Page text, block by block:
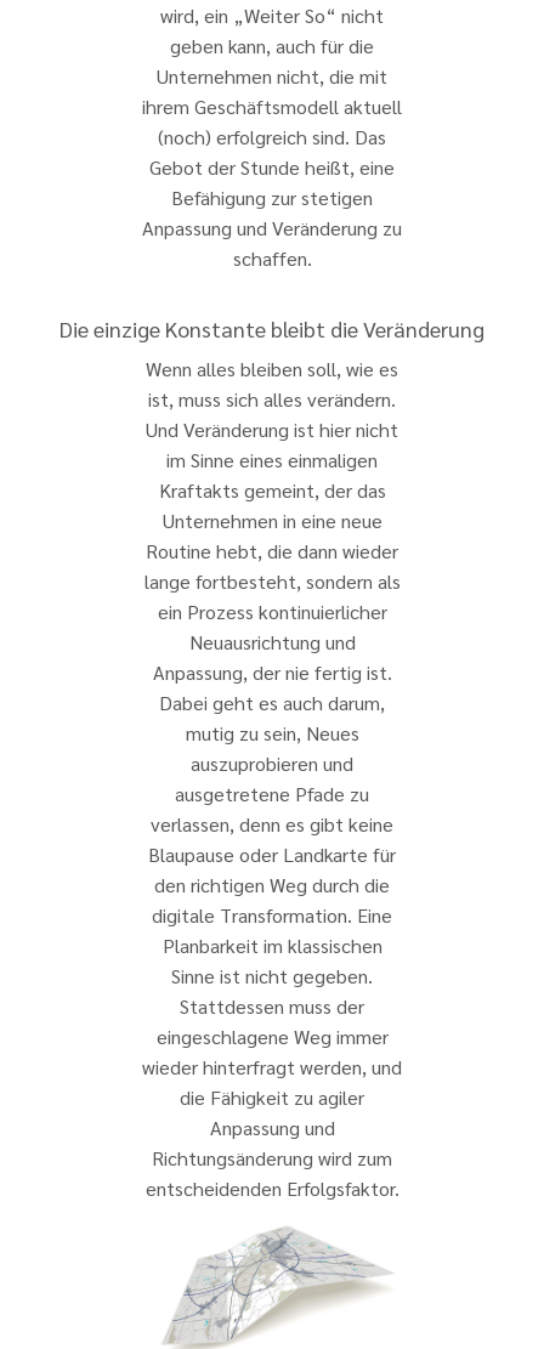
wird, ein „Weiter So“ nicht
geben kann, auch für die
Unternehmen nicht, die mit
ihrem Geschäftsmodell aktuell
(noch) erfolgreich sind. Das
Gebot der Stunde heißt, eine
Befähigung zur stetigen
Anpassung und Veränderung zu
schaffen.
Die einzige Konstante bleibt die Veränderung
Wenn alles bleiben soll, wie es
ist, muss sich alles verändern.
Und Veränderung ist hier nicht
im Sinne eines einmaligen
Kraftakts gemeint, der das
Unternehmen in eine neue
Routine hebt, die dann wieder
lange fortbesteht, sondern als
ein Prozess kontinuierlicher
Neuausrichtung und
Anpassung, der nie fertig ist.
Dabei geht es auch darum,
mutig zu sein, Neues
auszuprobieren und
ausgetretene Pfade zu
verlassen, denn es gibt keine
Blaupause oder Landkarte für
den richtigen Weg durch die
digitale Transformation. Eine
Planbarkeit im klassischen
Sinne ist nicht gegeben.
Stattdessen muss der
eingeschlagene Weg immer
wieder hinterfragt werden, und
die Fähigkeit zu agiler
Anpassung und
Richtungsänderung wird zum
entscheidenden Erfolgsfaktor.